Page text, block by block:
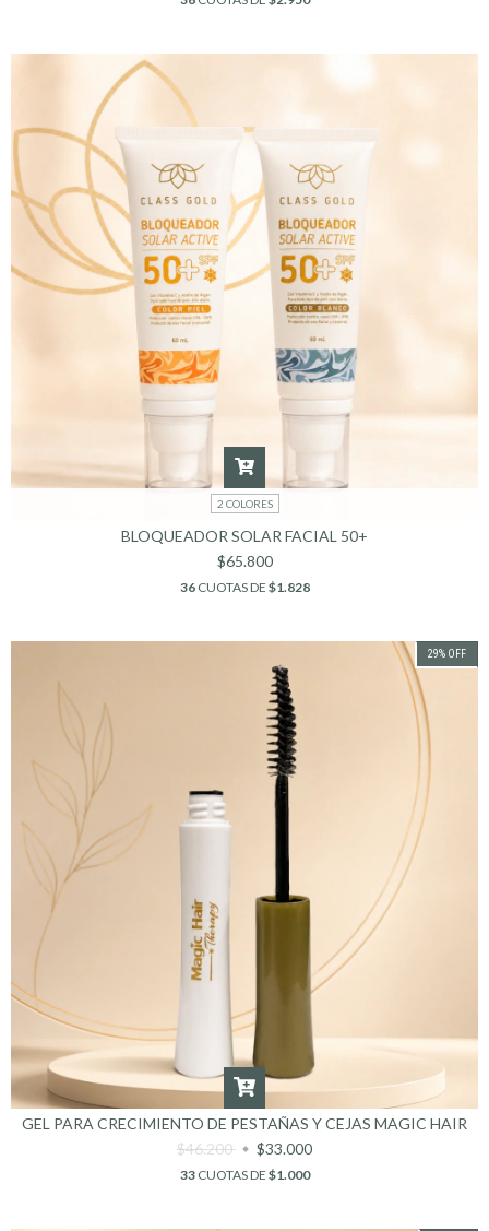
2 COLORES
BLOQUEADOR SOLAR FACIAL 50+
$65.800
36CUOTAS DE $1.828
29% OFF
GEL PARA CRECIMIENTO DE PESTAÑAS Y CEJAS MAGIC HAIR
$46.200
$33.000
33CUOTAS DE $1.000